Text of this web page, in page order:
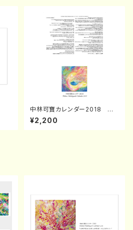
中林可寶カレンダー2018 壁
掛け（見開きでA3サイズ）
¥2,200